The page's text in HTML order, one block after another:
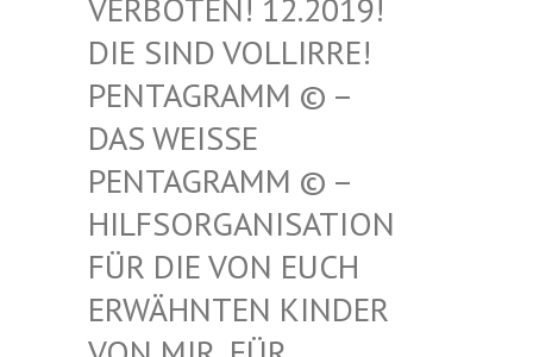
BOTEN! 12.2019! DIE
SIND VOLLIRRE! PEN
TAGRAMM © – DAS
WEISSE PENT
AGRAMM © – HILF
SORGANISATION FÜR
DIE VON EUCH ERWÄ
HNTEN KINDER VON